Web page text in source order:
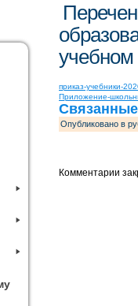
учебном
приказ-учебники-
Приложение-
Опубликовано в
Комментарии